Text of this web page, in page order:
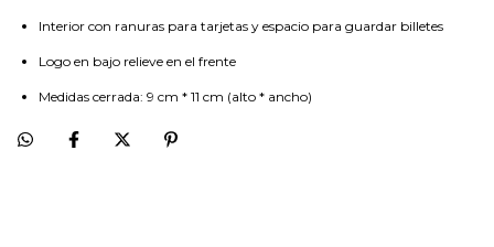
Interior con ranuras para tarjetas y espacio para guardar billetes
Logo en bajo relieve en el frente
Medidas cerrada: 9 cm * 11 cm (alto * ancho)